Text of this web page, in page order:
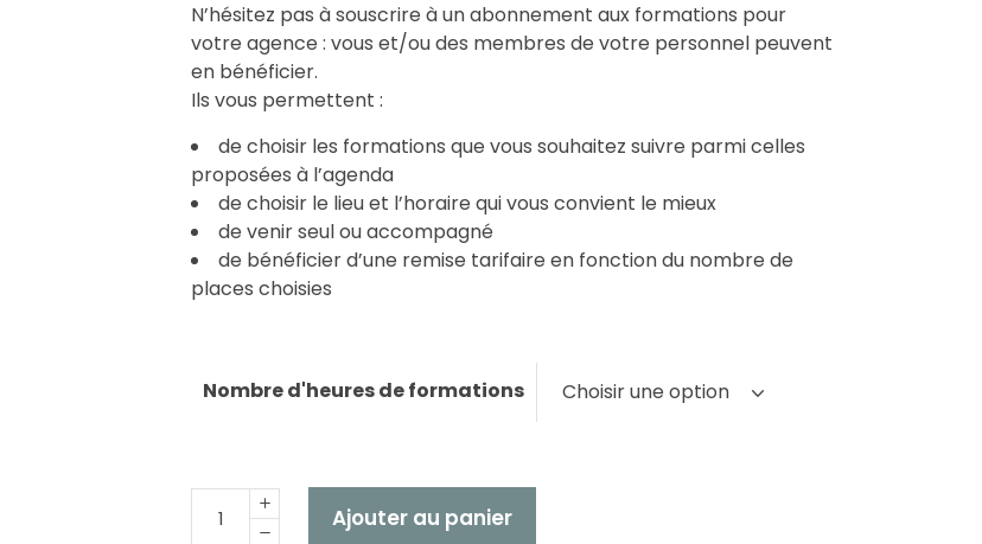
N’hésitez pas à souscrire à un abonnement aux formations pour
votre agence : vous et/ou des membres de votre personnel peuvent
en bénéficier.
Ils vous permettent :
de choisir les formations que vous souhaitez suivre parmi celles
proposées à l’agenda
de choisir le lieu et l’horaire qui vous convient le mieux
de venir seul ou accompagné
de bénéficier d’une remise tarifaire en fonction du nombre de
places choisies
Nombre d'heures de formations Choisir une option
Quantité
Ajouter au panier